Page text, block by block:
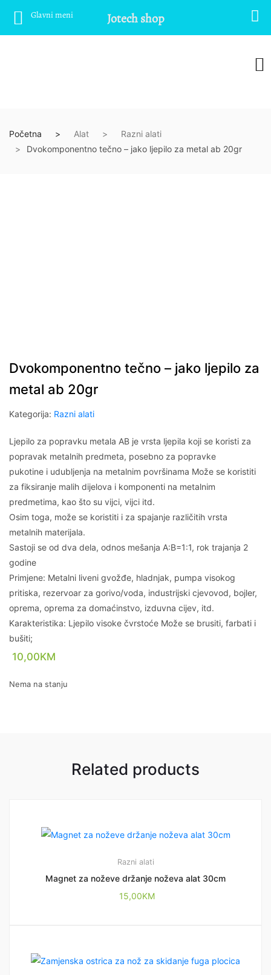
Početna Alat
Razni alati
Dvokomponentno tečno – jako ljepilo za metal ab 20gr
Dvokomponentno tečno – jako ljepilo za
metal ab 20gr
Kategorija: Razni alati
Ljepilo za popravku metala AB je vrsta ljepila koji se koristi za
popravak metalnih predmeta, posebno za popravke
pukotine i udubljenja na metalnim površinama Može se koristiti
za fiksiranje malih dijelova i komponenti na metalnim
predmetima, kao što su vijci, vijci itd.
Osim toga, može se koristiti i za spajanje različitih vrsta
metalnih materijala.
Sastoji se od dva dela, odnos mešanja A:B=1:1, rok trajanja 2
godine
Primjene: Metalni liveni gvožđe, hladnjak, pumpa visokog
pritiska, rezervoar za gorivo/voda, industrijski cjevovod, bojler,
oprema, oprema za domaćinstvo, izduvna cijev, itd.
Karakteristika: Ljepilo visoke čvrstoće Može se brusiti, farbati i
bušiti;
10,00KM
Nema na stanju
Related products
Razni alati
Magnet za noževe držanje noževa alat 30cm
15,00KM
Glavni meni Jotech shop